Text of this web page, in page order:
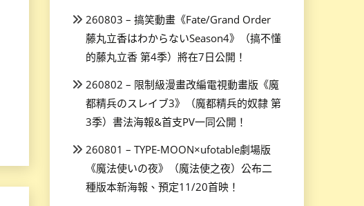
260803 – 搞笑動畫《Fate/Grand Order
藤丸立香はわからないSeason4》（搞不懂
的藤丸立香 第4季）將在7日公開！
260802 – 限制級漫畫改編電視動畫版《魔
都精兵のスレイブ3》（魔都精兵的奴隸 第
3季）書法海報&首支PV一同公開！
260801 – TYPE-MOON×ufotable劇場版
《魔法使いの夜》（魔法使之夜）公布二
種版本新海報、預定11/20首映！